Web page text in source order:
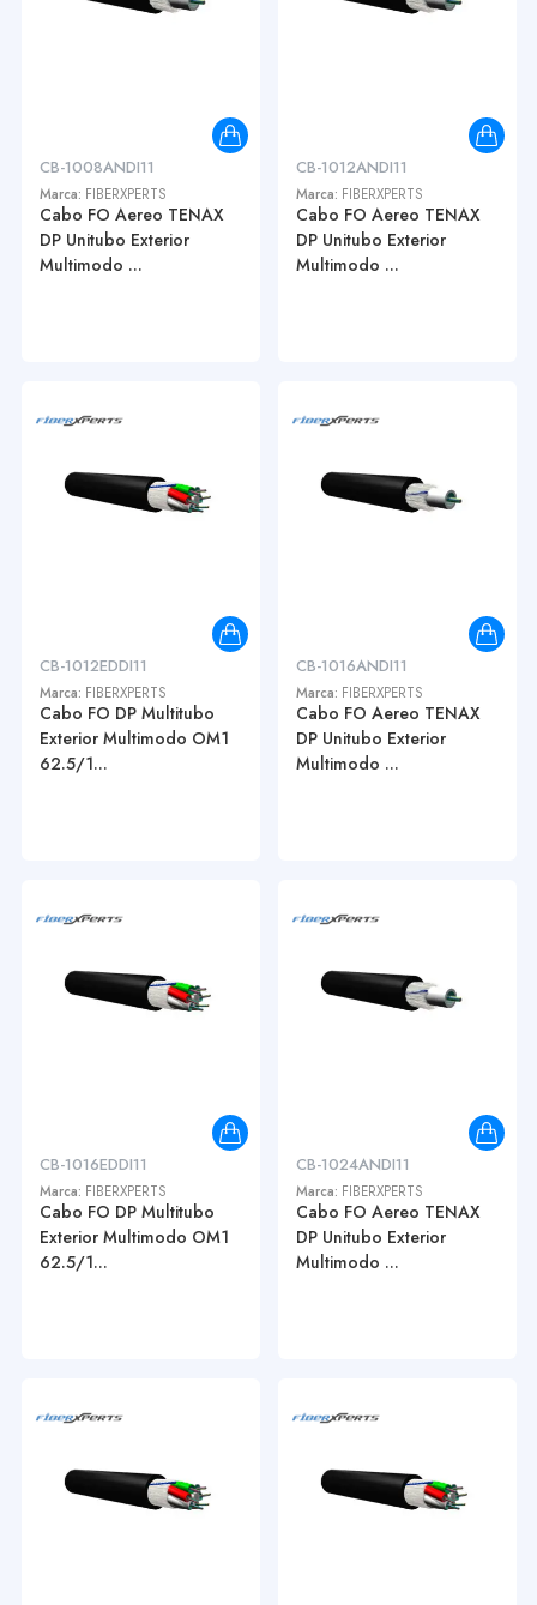
CB-1008ANDI11
Marca: FIBERXPERTS
Cabo FO Aereo TENAX
DP Unitubo Exterior
Multimodo ...
CB-1012ANDI11
Marca: FIBERXPERTS
Cabo FO Aereo TENAX
DP Unitubo Exterior
Multimodo ...
CB-1012EDDI11
Marca: FIBERXPERTS
Cabo FO DP Multitubo
Exterior Multimodo OM1
62.5/1...
CB-1016ANDI11
Marca: FIBERXPERTS
Cabo FO Aereo TENAX
DP Unitubo Exterior
Multimodo ...
CB-1016EDDI11
Marca: FIBERXPERTS
Cabo FO DP Multitubo
Exterior Multimodo OM1
62.5/1...
CB-1024ANDI11
Marca: FIBERXPERTS
Cabo FO Aereo TENAX
DP Unitubo Exterior
Multimodo ...